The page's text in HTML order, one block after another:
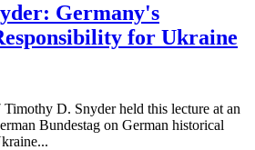
Germany's
for Ukraine
D. Snyder held this lecture at an
Bundestag on German historical